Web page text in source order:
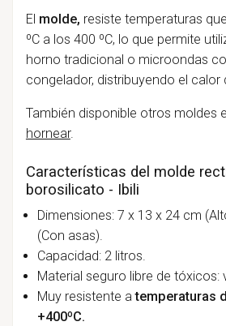
El molde, resiste temperaturas
ºC a los 400 ºC, lo que permite
horno tradicional o microondas
congelador, distribuyendo el
También disponible otros moldes
hornear.
Características del molde
borosilicato - Ibili
Dimensiones: 7 x 13 x 24 cm
(Con asas).
Capacidad: 2 litros.
Material seguro libre de tóxicos:
Muy resistente atemperaturas
+400ºC.